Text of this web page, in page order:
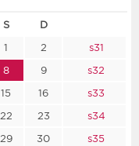
S D
1 2
s31
8 9
s32
15 16
s33
22 23
s34
29 30
s35